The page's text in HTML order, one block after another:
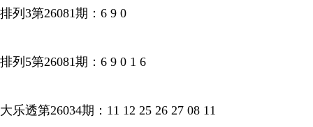
排列3第26081期：6 9 0
排列5第26081期：6 9 0 1 6
大乐透第26034期：11 12 25 26 27 08 11